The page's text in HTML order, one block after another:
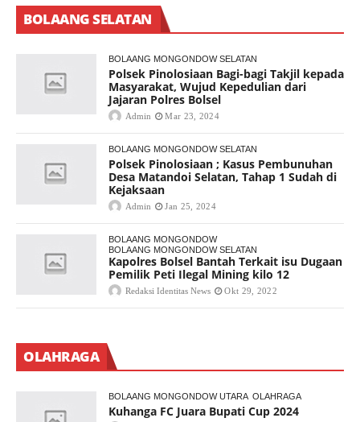
BOLAANG SELATAN
BOLAANG MONGONDOW SELATAN
Polsek Pinolosiaan Bagi-bagi Takjil kepada
Masyarakat, Wujud Kepedulian dari
Jajaran Polres Bolsel
Admin Mar 23, 2024
BOLAANG MONGONDOW SELATAN
Polsek Pinolosiaan ; Kasus Pembunuhan
Desa Matandoi Selatan, Tahap 1 Sudah di
Kejaksaan
Admin Jan 25, 2024
BOLAANG MONGONDOW
BOLAANG MONGONDOW SELATAN
Kapolres Bolsel Bantah Terkait isu Dugaan
Pemilik Peti Ilegal Mining kilo 12
Redaksi Identitas News Okt 29, 2022
OLAHRAGA
BOLAANG MONGONDOW UTARA OLAHRAGA
Kuhanga FC Juara Bupati Cup 2024